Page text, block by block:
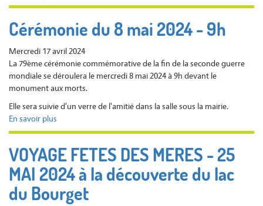
FERMETURE
DE
MAIRIE
-
VENDREDI
10
MAI
Cérémonie du 8 mai 2024 - 9h
Mercredi 17 avril 2024
La 79ème cérémonie commémorative de la fin de la seconde guerre
mondiale se déroulera le mercredi 8 mai 2024 à 9h devant le
monument aux morts.
Elle sera suivie d'un verre de l'amitié dans la salle sous la mairie.
En savoir plus
Cérémonie
8
mai
2024
-
VOYAGE FETES DES MERES - 25
MAI 2024 à la découverte du lac
du Bourget